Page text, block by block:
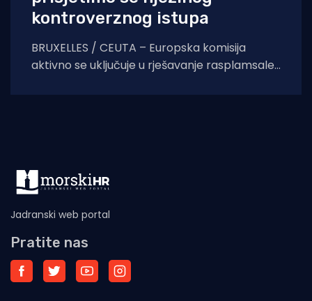
kontroverznog istupa
BRUXELLES / CEUTA – Europska komisija
aktivno se uključuje u rješavanje rasplamsale
Jadranski web portal
Pratite nas